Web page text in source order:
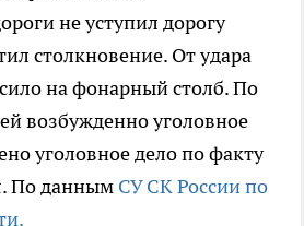
не уступил дорогу
столкновение. От удара
на фонарный столб. По
возбужденно уголовное
уголовное дело по факту
По данным СУ СК России по